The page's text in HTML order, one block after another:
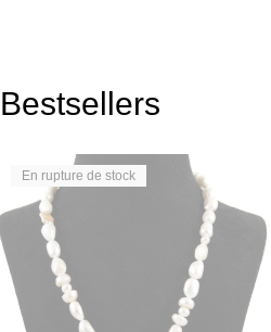
Bestsellers
En rupture de stock